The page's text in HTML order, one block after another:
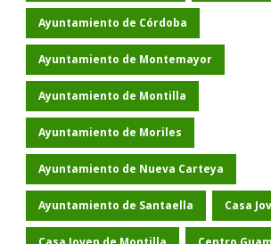
Ayuntamiento de Córdoba
Ayuntamiento de Montemayor
Ayuntamiento de Montilla
Ayuntamiento de Moriles
Ayuntamiento de Nueva Carteya
Ayuntamiento de Santaella Casa